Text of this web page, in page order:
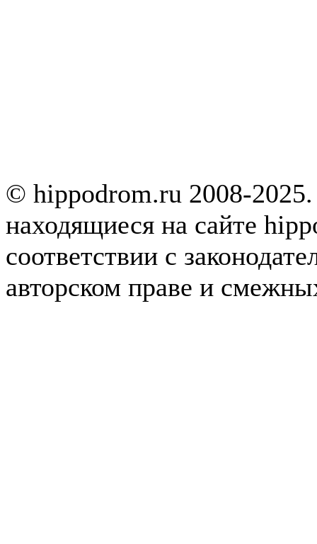
© hippodrom.ru 2008-
находящиеся на сайте
соответствии с
авторском праве и